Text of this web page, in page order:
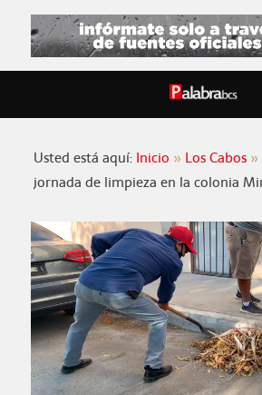
Usted está aquí: Inicio Los Cabos
jornada de limpieza en la colonia